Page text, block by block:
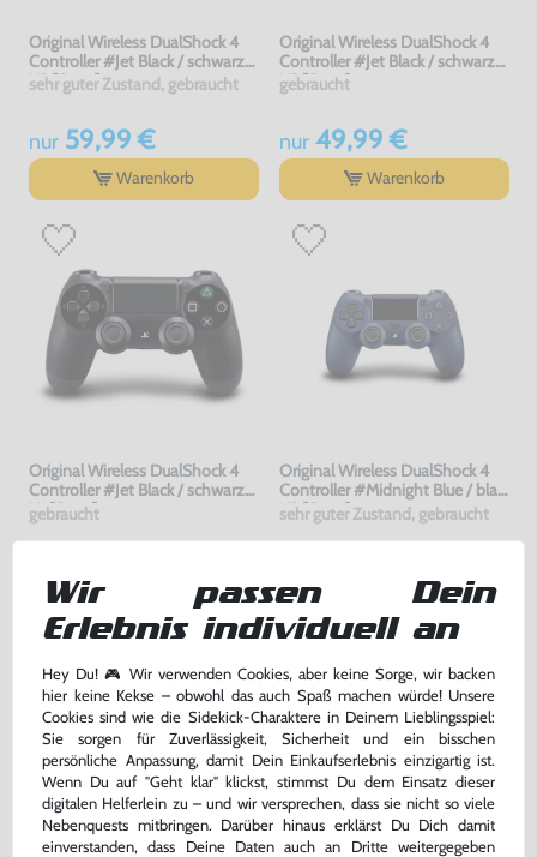
Original Wireless DualShock 4
Controller #Jet Black / schwarz
V2 [Sony]
sehr guter Zustand, gebraucht
nur59,99 €
Warenkorb
Original Wireless DualShock 4
Controller #Jet Black / schwarz
V2 [Sony]
gebraucht
nur49,99 €
Warenkorb
Original Wireless DualShock 4
Controller #Jet Black / schwarz
V1 [Sony]
gebraucht
Warenkorb
Original Wireless DualShock 4
Controller #Midnight Blue / blau
V2 [Sony]
sehr guter Zustand, gebraucht
Warenkorb
DAS HABEN ANDERE DAZU
GEKAUFT
-57%
Wir passen Dein
Erlebnis individuell an
Hey Du! 🎮 Wir verwenden Cookies, aber keine Sorge, wir backen
hier keine Kekse – obwohl das auch Spaß machen würde! Unsere
Cookies sind wie die Sidekick-Charaktere in Deinem Lieblingsspiel:
Sie sorgen für Zuverlässigkeit, Sicherheit und ein bisschen
persönliche Anpassung, damit Dein Einkaufserlebnis einzigartig ist.
Wenn Du auf "Geht klar" klickst, stimmst Du dem Einsatz dieser
digitalen Helferlein zu – und wir versprechen, dass sie nicht so viele
Nebenquests mitbringen. Darüber hinaus erklärst Du Dich damit
einverstanden, dass Deine Daten auch an Dritte weitergegeben